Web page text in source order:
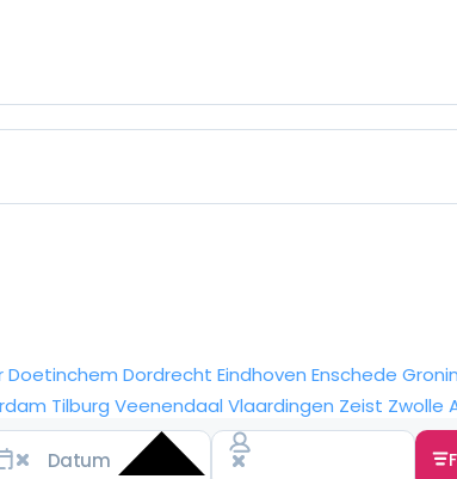
Doetinchem Dordrecht Eindhoven Enschede
Tilburg Veenendaal Vlaardingen Zeist Zwolle